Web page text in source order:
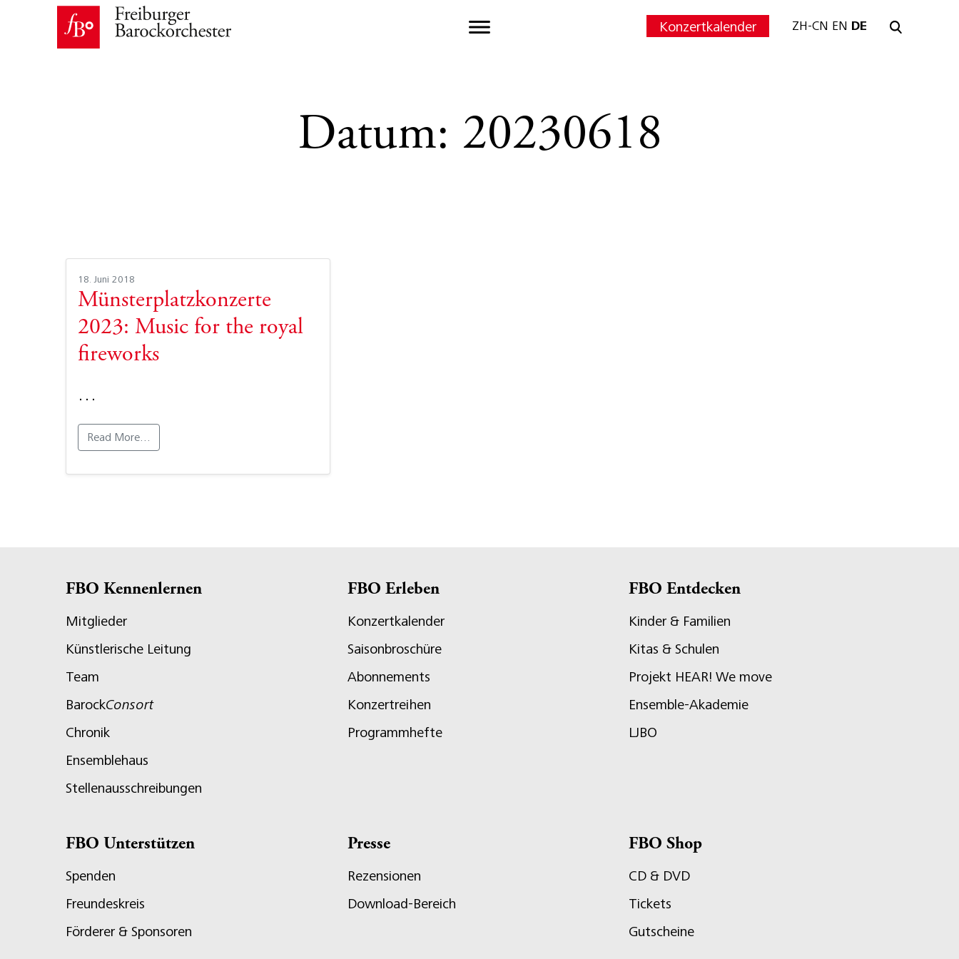
Konzertkalender ZH-CN EN DE
Datum: 20230618
18. Juni 2018
Münsterplatzkonzerte
2023: Music for the royal
fireworks
…
Read More…
FBO Kennenlernen
Mitglieder
Künstlerische Leitung
Team
BarockConsort
Chronik
Ensemblehaus
Stellenausschreibungen
FBO Erleben
Konzertkalender
Saisonbroschüre
Abonnements
Konzertreihen
Programmhefte
FBO Entdecken
Kinder & Familien
Kitas & Schulen
Projekt HEAR! We move
Ensemble-Akademie
LJBO
FBO Unterstützen
Spenden
Freundeskreis
Förderer & Sponsoren
Presse
Rezensionen
Download-Bereich
FBO Shop
CD & DVD
Tickets
Gutscheine